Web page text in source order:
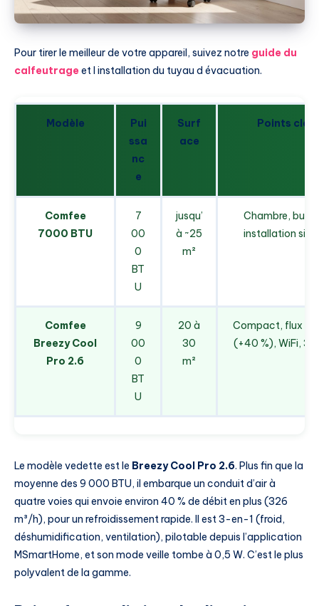
Pour tirer le meilleur de votre appareil, suivez notre guide du
calfeutrage et l installation du tuyau d évacuation.
Modèle
Pui
ssa
nc
e
Surf
ace
Points clés
Comfee
7000 BTU
7
00
0
BT
U
jusqu’
à ~25
m²
Chambre,
installation
Comfee
Breezy Cool
Pro 2.6
9
00
0
BT
U
20 à
30
m²
Compact, flux 4
(+40 %), WiFi, 3-
Le modèle vedette est le Breezy Cool Pro 2.6. Plus fin que la
moyenne des 9 000 BTU, il embarque un conduit d’air à
quatre voies qui envoie environ 40 % de débit en plus (326
m³/h), pour un refroidissement rapide. Il est 3-en-1 (froid,
déshumidification, ventilation), pilotable depuis l’application
MSmartHome, et son mode veille tombe à 0,5 W. C’est le plus
polyvalent de la gamme.